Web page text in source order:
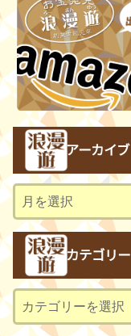
アーカイブ
ー
ブ
カテゴリー
テ